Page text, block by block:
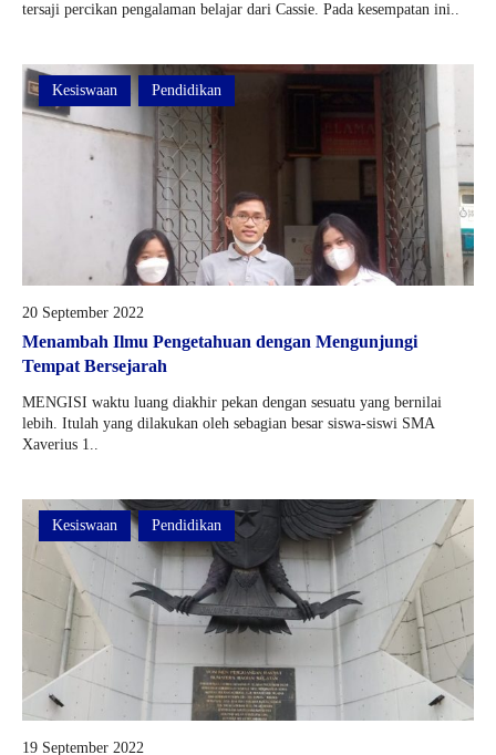
tersaji percikan pengalaman belajar dari Cassie. Pada kesempatan ini..
Kesiswaan Pendidikan
20 September 2022
Menambah Ilmu Pengetahuan dengan Mengunjungi
Tempat Bersejarah
MENGISI waktu luang diakhir pekan dengan sesuatu yang bernilai
lebih. Itulah yang dilakukan oleh sebagian besar siswa-siswi SMA
Xaverius 1..
Kesiswaan Pendidikan
19 September 2022